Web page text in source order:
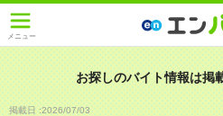
メニュー
お探しのバイト情報は掲
掲載日 :2026/07/03